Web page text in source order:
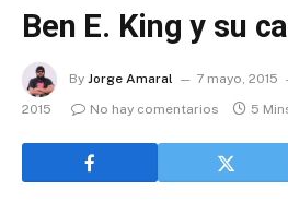
Ben E. King y su
By Jorge Amaral 7 mayo, 2015
2015
No hay comentarios 5